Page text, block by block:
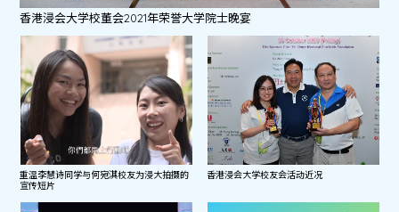
香港浸会大学校董会2021年荣誉大学院士晚宴
重温李慧诗同学与何宛淇校友为浸大拍摄的
宣传短片
香港浸会大学校友会活动近况